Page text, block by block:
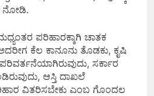
ನೋಡಿ.
ಪರಿಹಾರಕ್ಕಾಗಿ ಚಾತಕ
ಕೆಲ ಕಾನೂನು ತೊಡಕು, ಕೃಷಿ
ಸರ್ಕಾರ
ಆಸ್ತಿ ದಾಖಲೆ
ವಿತರಿಸಬೇಕು ಎಂಬ ಗೊಂದಲ